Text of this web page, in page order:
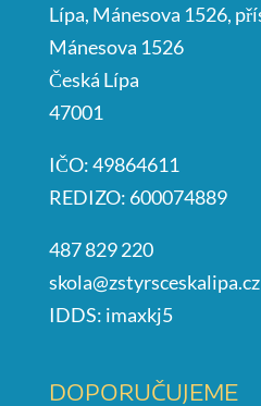
Lípa, Mánesova 1526,
Mánesova 1526
Česká Lípa
47001
IČO: 49864611
REDIZO: 600074889
487 829 220
skola@zstyrsceskalipa.cz
IDDS: imaxkj5
DOPORUČUJEME